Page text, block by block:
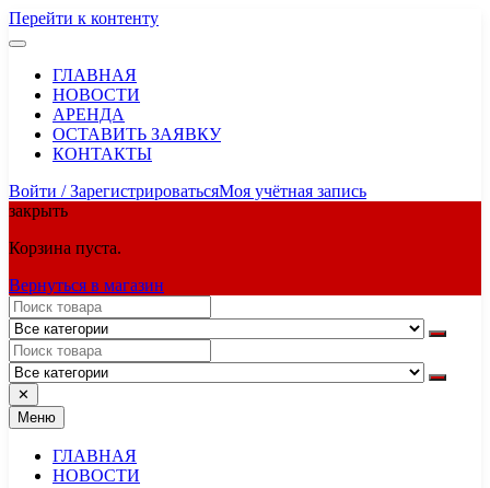
Перейти к контенту
ГЛАВНАЯ
НОВОСТИ
АРЕНДА
ОСТАВИТЬ ЗАЯВКУ
КОНТАКТЫ
Войти / ЗарегистрироватьсяМоя учётная запись
закрыть
Корзина пуста.
Вернуться в магазин
✕
Меню
ГЛАВНАЯ
НОВОСТИ